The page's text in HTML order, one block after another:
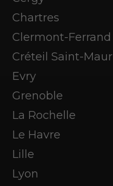
Chartres
Clermont-Ferrand
Créteil Saint-Maur
Evry
Grenoble
La Rochelle
Le Havre
Lille
Lyon